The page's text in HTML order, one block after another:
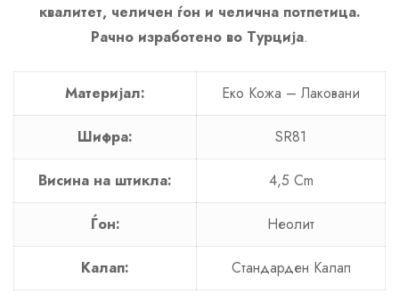
квалитет, челичен ѓон и челична потпетица.
Рачно изработено во Турција.
Материјал: Еко Кожа – Лаковани
Шифра: SR81
Висина на штикла: 4,5 Cm
Ѓон: Неолит
Калап: Стандарден Калап